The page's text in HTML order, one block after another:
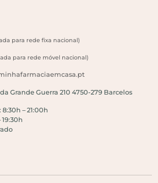
para rede fixa nacional)
para rede móvel nacional)
Grande Guerra 210 4750-279 Barcelos
– 21:00h